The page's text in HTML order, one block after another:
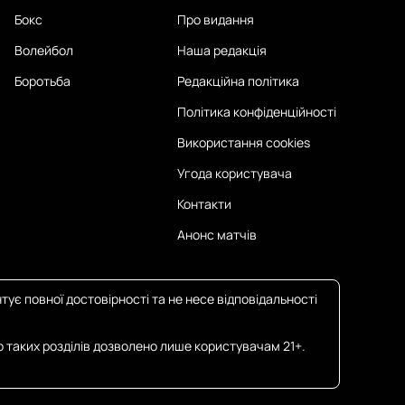
Бокс
Волейбол
Боротьба
Про видання
Наша редакція
Редакційна політика
Політика конфіденційності
Використання cookies
Угода користувача
Контакти
Анонс матчів
повної достовірності та не несе відповідальності
розділів дозволено лише користувачам 21+.